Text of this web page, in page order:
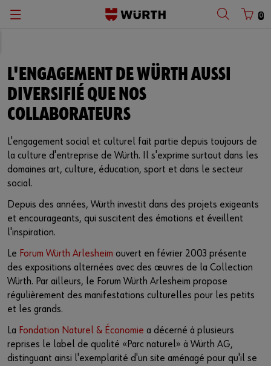
0
L'ENGAGEMENT DE WÜRTH AUSSI
DIVERSIFIÉ QUE NOS
COLLABORATEURS
L'engagement social et culturel fait partie depuis toujours de
la culture d'entreprise de Würth. Il s'exprime surtout dans les
domaines art, culture, éducation, sport et dans le secteur
social.
Depuis des années, Würth investit dans des projets exigeants
et encourageants, qui suscitent des émotions et éveillent
l'inspiration.
Le Forum Würth Arlesheim ouvert en février 2003 présente
des expositions alternées avec des œuvres de la Collection
Würth. Par ailleurs, le Forum Würth Arlesheim propose
régulièrement des manifestations culturelles pour les petits
et les grands.
La Fondation Naturel & Économie a décerné à plusieurs
reprises le label de qualité «Parc naturel» à Würth AG,
distinguant ainsi l'exemplarité d'un site aménagé pour qu'il se